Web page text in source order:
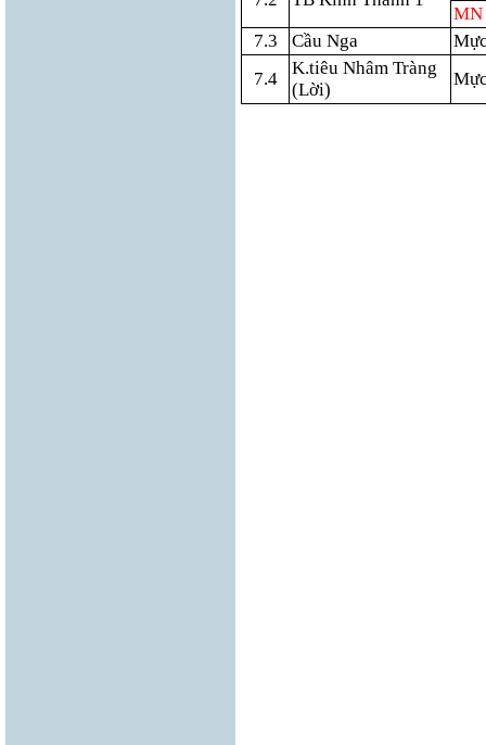
MN
7.3
Cầu Nga
7.4
K.tiêu Nhâm Tràng
(Lời)